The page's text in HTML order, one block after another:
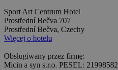
Sport Art Centrum Hotel
Prostřední Bečva 707
Prostřední Bečva, Czechy
Więcej o hotelu
Obsługiwany przez firmę:
Micin a syn s.r.o. PESEL: 21998582